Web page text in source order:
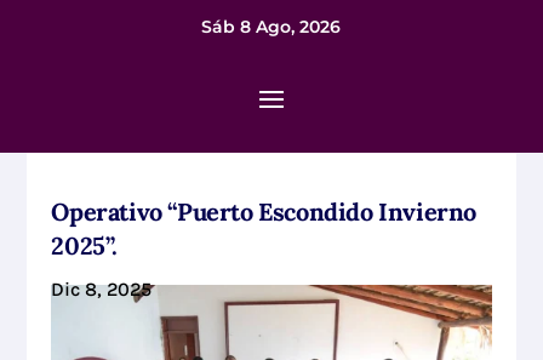
Sáb 8 Ago, 2026
Operativo “Puerto Escondido Invierno
2025”.
Dic 8, 2025